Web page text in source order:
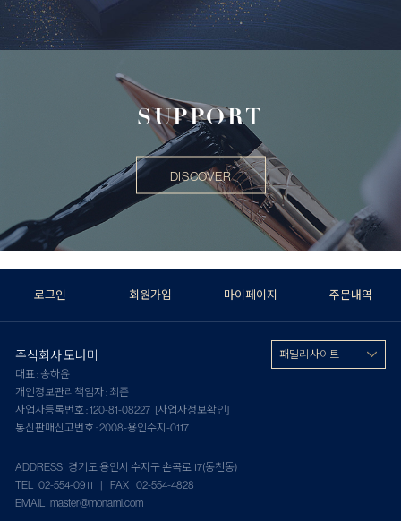
SUPPORT
DISCOVER
로그인 회원가입 마이페이지 주문내역
주식회사 모나미
대표 : 송하윤
개인정보관리책임자 : 최준
사업자등록번호 : 120-81-08227 [사업자정보확인]
통신판매신고번호 : 2008-용인수지-0117
ADDRESS 경기도 용인시 수지구 손곡로 17(동천동)
TEL 02-554-0911 | FAX 02-554-4828
EMAIL master@monami.com
패밀리 사이트